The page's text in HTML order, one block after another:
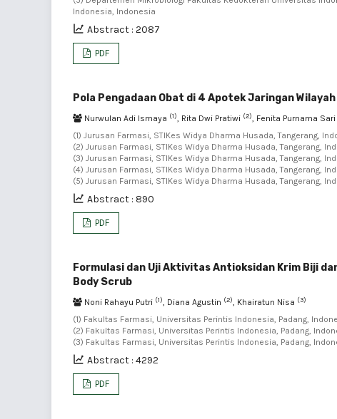
Indonesia, Indonesia
Abstract : 2087
PDF
Pola Pengadaan Obat di 4 Apotek Jaringan
Nurwulan Adi Ismaya (1), Rita Dwi Pratiwi (2), Fenita Purnama
(1) Jurusan Farmasi, STIKes Widya Dharma Husada, Tangerang,
(2) Jurusan Farmasi, STIKes Widya Dharma Husada, Tangerang,
(3) Jurusan Farmasi, STIKes Widya Dharma Husada, Tangerang,
(4) Jurusan Farmasi, STIKes Widya Dharma Husada, Tangerang,
(5) Jurusan Farmasi, STIKes Widya Dharma Husada, Tangerang,
Abstract : 890
PDF
Formulasi dan Uji Aktivitas Antioksidan Krim Biji
Body Scrub
Noni Rahayu Putri (1), Diana Agustin (2), Khairatun Nisa (3)
(1) Fakultas Farmasi, Universitas Perintis Indonesia, Padang,
(2) Fakultas Farmasi, Universitas Perintis Indonesia, Padang,
(3) Fakultas Farmasi, Universitas Perintis Indonesia, Padang,
Abstract : 4292
PDF